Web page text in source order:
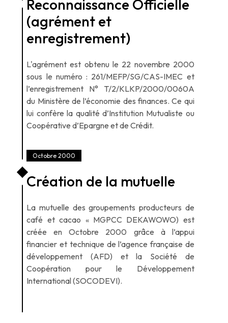
Reconnaissance Officielle
(agrément et
enregistrement)
L'agrément est obtenu le 22 novembre 2000
sous le numéro : 261/MEFP/SG/CAS-IMEC et
l’enregistrement N° T/2/KLKP/2000/0060A
du Ministère de l’économie des finances. Ce qui
lui confère la qualité d’Institution Mutualiste ou
Coopérative d’Epargne et de Crédit.
Octobre 2000
Création de la mutuelle
La mutuelle des groupements producteurs de
café et cacao « MGPCC DEKAWOWO) est
créée en Octobre 2000 grâce à l’appui
financier et technique de l’agence française de
développement (AFD) et la Société de
Coopération pour le Développement
International (SOCODEVI).